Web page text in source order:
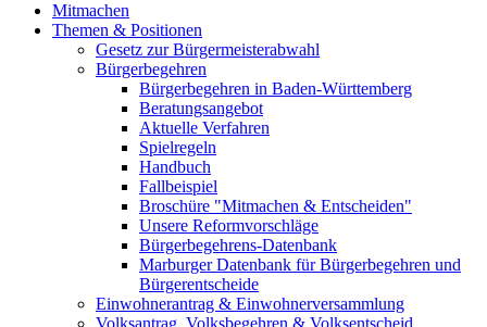
Mitmachen
Themen & Positionen
Gesetz zur Bürgermeisterabwahl
Bürgerbegehren
Bürgerbegehren in Baden-Württemberg
Beratungsangebot
Aktuelle Verfahren
Spielregeln
Handbuch
Fallbeispiel
Broschüre "Mitmachen & Entscheiden"
Unsere Reformvorschläge
Bürgerbegehrens-Datenbank
Marburger Datenbank für Bürgerbegehren und
Bürgerentscheide
Einwohnerantrag & Einwohnerversammlung
Volksantrag, Volksbegehren & Volksentscheid